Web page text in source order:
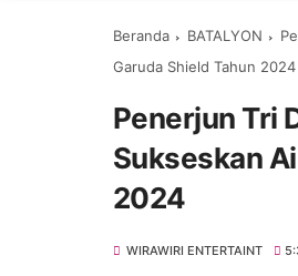
Beranda BATALYON
Garuda Shield Tahun 2024
Penerjun Tri
Sukseskan
2024
WIRAWIRI ENTERTAINT